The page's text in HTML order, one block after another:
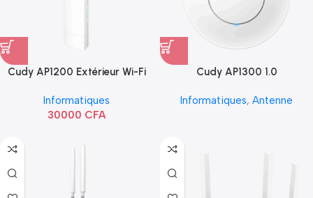
Cudy AP1200 Extérieur Wi-Fi
Informatiques
30000 CFA
Cudy AP1300 1.0
Informatiques, Antenne